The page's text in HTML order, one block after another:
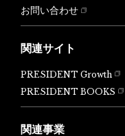
お問い合わせ
関連サイト
PRESIDENT Growth
PRESIDENT BOOKS
関連事業